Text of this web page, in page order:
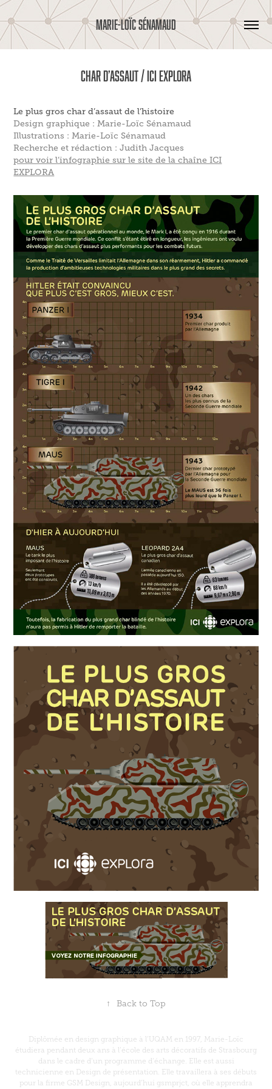
MARIE-LOÏC SÉNAMAUD
Char d’assaut / ICI Explora
Le plus gros char d’assaut de l’histoire
Design graphique : Marie-Loïc Sénamaud
Illustrations : Marie-Loïc Sénamaud
Recherche et rédaction : Judith Jacques
pour voir l’infographie sur le site de la chaîne ICI
EXPLORA
↑ Back to Top
Diplômée en design graphique à l’UQAM en 1997, Marie-Loïc
étudiera pendant deux ans à l’école des arts décoratifs de Strasbourg
dans le cadre d’un programme d’échange. Elle est aussi
technicienne en Design de présentation. Elle travaillera à ses débuts
pour la firme GSM Design, aujourd’hui gsmprjct, où elle apprendra